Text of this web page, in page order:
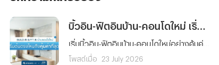
โพสต์เมื่อ 23 July 2026